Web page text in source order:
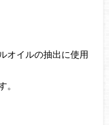
オイルの抽出に使用
。